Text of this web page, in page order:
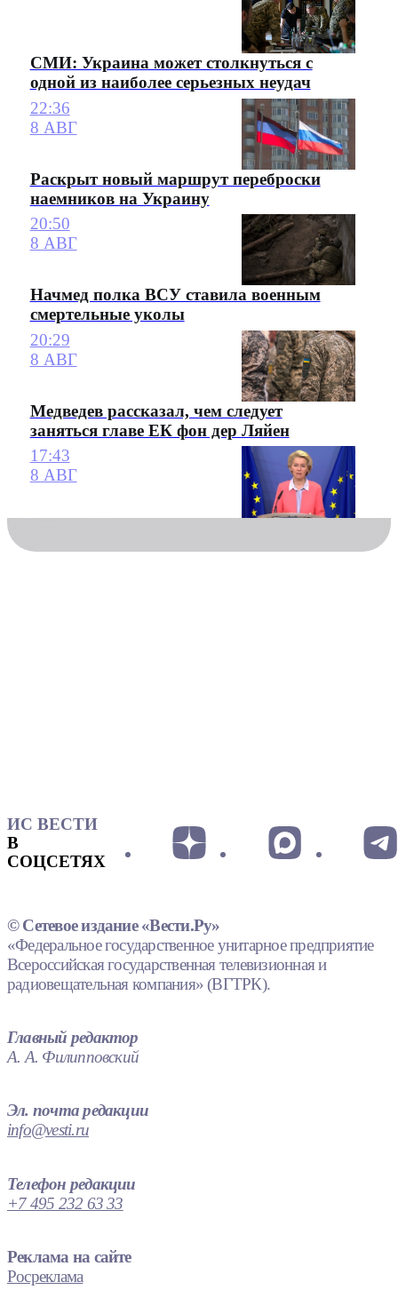
СМИ: Украина может столкнуться с
одной из наиболее серьезных неудач
22:36
8 АВГ
Раскрыт новый маршрут переброски
наемников на Украину
20:50
8 АВГ
Начмед полка ВСУ ставила военным
смертельные уколы
20:29
8 АВГ
Медведев рассказал, чем следует
заняться главе ЕК фон дер Ляйен
17:43
8 АВГ
ИС ВЕСТИ
В
СОЦСЕТЯХ
© Сетевое издание «Вести.Ру»
«Федеральное государственное унитарное предприятие
Всероссийская государственная телевизионная и
радиовещательная компания» (ВГТРК).
Главный редактор
А. А. Филипповский
Эл. почта редакции
info@vesti.ru
Телефон редакции
+7 495 232 63 33
Реклама на сайте
Росреклама